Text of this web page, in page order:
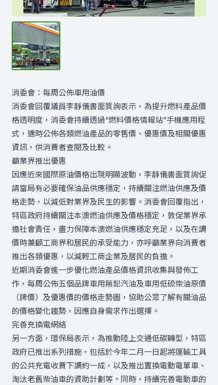
消委會：每周公佈車用油價
消委會回覆議員李靜儀書面質詢表示，為提升燃料產品價
格透明度，消委會持續透過“燃料價格情報站”手機應用程
式，適時公佈各類燃油產品的零售價、優惠價及相關優惠
資訊，供消費者查閱及比較。
籲業界推出優惠
因應近來國際原油價格出現明顯波動，李靜儀書面質詢促
請當局有必要確保油品供應穩定，持續關注燃油供應及價
格走勢，以減低對業界及民生的影響。消委會回覆指出，
特區政府持續關注本澳燃油供應及價格穩定，敦促業界承
擔社會責任，盡力保障本澳燃油供應穩定充足，以及在調
價時兼顧工商界和居民的承受能力，亦呼籲業界向消費者
推出各類優惠，以減輕工商企業及居民的負擔。
近期消委會進一步優化燃油產品價格資訊收集與發佈工
作，每周公佈五個品牌車用無鉛汽油及車用低硫柴油原價
（牌價）及優惠價的價格走勢圖，協助公眾了解有關油品
的價格變化趨勢，因應自身需求作出選擇。
完善充換電網絡
另一方面，環保局表示，為推動陸上交通低碳轉型，特區
政府已推出系列措施，包括於今年二月一日起將運輸工具
的公共充電收費下調約一成，以及推出置換電動電單車、
淘汰老舊柴油車的資助計劃等。同時，持續完善電動車的